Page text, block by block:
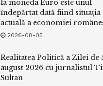
la moneda Euro este unul
îndepărtat dată fiind situația
actuală a economiei
2026-08-05
Realitatea Politică a Zilei de
august 2026 cu jurnalistul
Sultan